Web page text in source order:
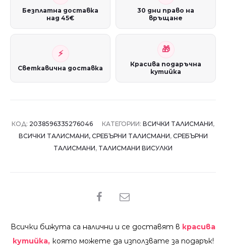
Безплатна доставка
над 45€
30 дни право на
връщане
Светкавична доставка
Красива подаръчна
кутийка
КОД: 2038596335276046 КАТЕГОРИИ: ВСИЧКИ ТАЛИСМАНИ,
ВСИЧКИ ТАЛИСМАНИ, СРЕБЪРНИ ТАЛИСМАНИ, СРЕБЪРНИ
ТАЛИСМАНИ, ТАЛИСМАНИ ВИСУЛКИ
SHARE
Всички бижута са налични и се доставят в красива
кутийка, която можете да използвате за подарък!